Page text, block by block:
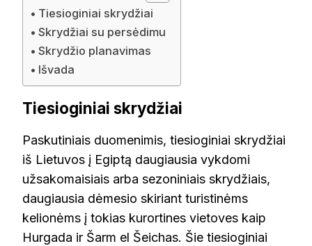
Tiesioginiai skrydžiai
Skrydžiai su persėdimu
Skrydžio planavimas
Išvada
Tiesioginiai skrydžiai
Paskutiniais duomenimis, tiesioginiai skrydžiai
iš Lietuvos į Egiptą daugiausia vykdomi
užsakomaisiais arba sezoniniais skrydžiais,
daugiausia dėmesio skiriant turistinėms
kelionėms į tokias kurortines vietoves kaip
Hurgada ir Šarm el Šeichas. Šie tiesioginiai